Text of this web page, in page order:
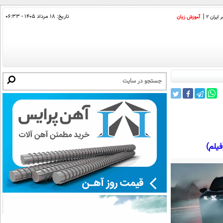
2 آموزش زبان تاریخ: ۱۸ مرداد ۱۴۰۵ - ۰۶:۳۳